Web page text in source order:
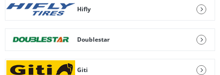
Hifly
Doublestar
Giti